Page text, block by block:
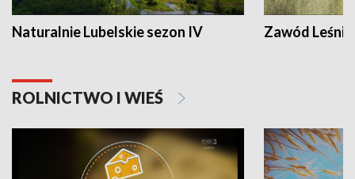
Naturalnie Lubelskie sezon IV Zawód Leśnik
ROLNICTWO I WIEŚ